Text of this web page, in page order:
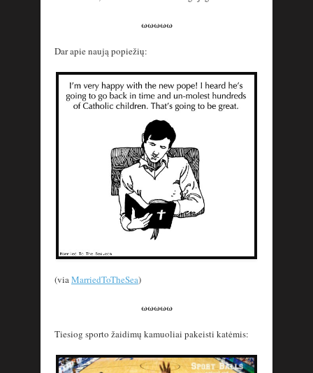
ωωωωω
Dar apie naują popiežių:
(viaMarriedToTheSea)
ωωωωω
Tiesiog sporto žaidimų kamuoliai pakeisti katėmis: